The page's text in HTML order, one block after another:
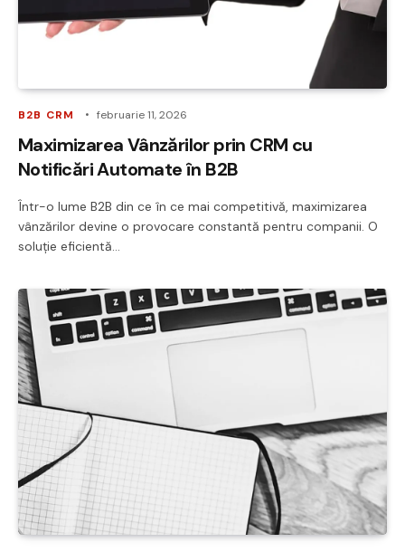
B2B CRM februarie 11, 2026
Maximizarea Vânzărilor prin CRM cu
Notificări Automate în B2B
Într-o lume B2B din ce în ce mai competitivă, maximizarea
vânzărilor devine o provocare constantă pentru companii. O
soluție eficientă…